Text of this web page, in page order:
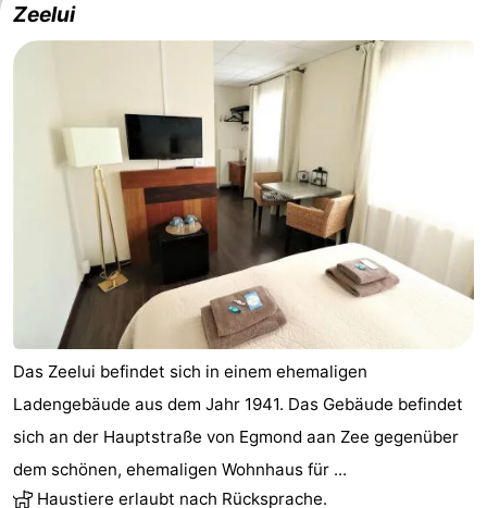
Zeelui
Das Zeelui befindet sich in einem ehemaligen
Ladengebäude aus dem Jahr 1941. Das Gebäude befindet
sich an der Hauptstraße von Egmond aan Zee gegenüber
dem schönen, ehemaligen Wohnhaus für ...
Haustiere erlaubt nach Rücksprache.